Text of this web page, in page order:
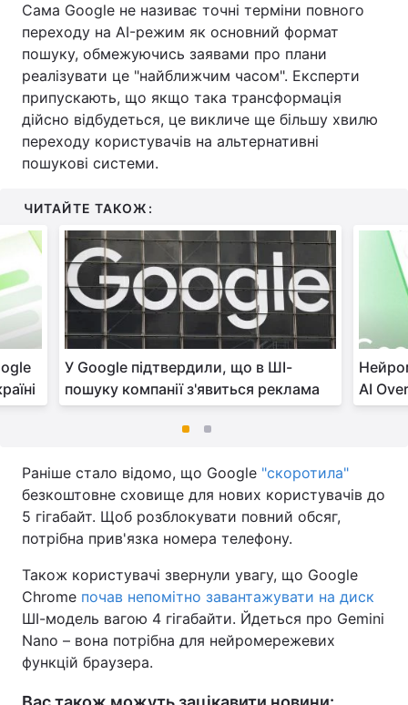
Сама Google не називає точні терміни повного
переходу на AI-режим як основний формат
пошуку, обмежуючись заявами про плани
реалізувати це "найближчим часом". Експерти
припускають, що якщо така трансформація
дійсно відбудеться, це викличе ще більшу хвилю
переходу користувачів на альтернативні
пошукові системи.
ЧИТАЙТЕ ТАКОЖ:
У Google підтвердили, що в ШІ-
пошуку компанії з'явиться реклама
AI
Раніше стало відомо, що Google "скоротила"
безкоштовне сховище для нових користувачів до
5 гігабайт. Щоб розблокувати повний обсяг,
потрібна прив'язка номера телефону.
Також користувачі звернули увагу, що Google
Chrome почав непомітно завантажувати на диск
ШІ-модель вагою 4 гігабайти. Йдеться про Gemini
Nano – вона потрібна для нейромережевих
функцій браузера.